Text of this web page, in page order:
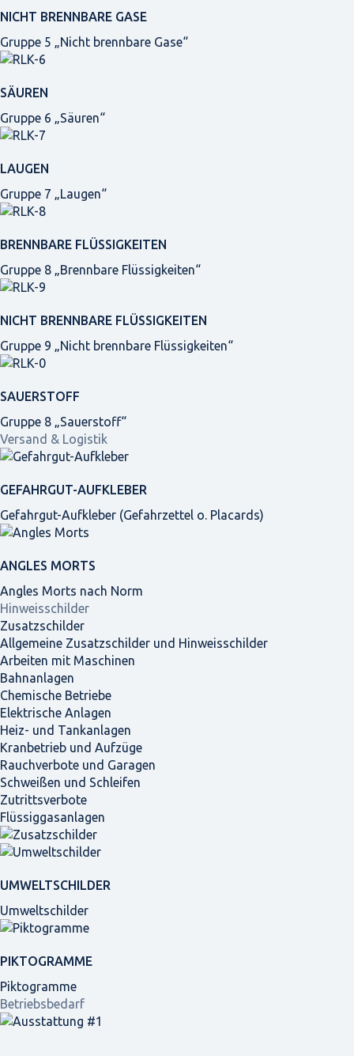
NICHT BRENNBARE GASE
Gruppe 5 „Nicht brennbare Gase“
SÄUREN
Gruppe 6 „Säuren“
LAUGEN
Gruppe 7 „Laugen“
BRENNBARE FLÜSSIGKEITEN
Gruppe 8 „Brennbare Flüssigkeiten“
NICHT BRENNBARE FLÜSSIGKEITEN
Gruppe 9 „Nicht brennbare Flüssigkeiten“
SAUERSTOFF
Gruppe 8 „Sauerstoff“
Versand & Logistik
GEFAHRGUT-AUFKLEBER
Gefahrgut-Aufkleber (Gefahrzettel o. Placards)
ANGLES MORTS
Angles Morts nach Norm
Hinweisschilder
Zusatzschilder
Allgemeine Zusatzschilder und Hinweisschilder
Arbeiten mit Maschinen
Bahnanlagen
Chemische Betriebe
Elektrische Anlagen
Heiz- und Tankanlagen
Kranbetrieb und Aufzüge
Rauchverbote und Garagen
Schweißen und Schleifen
Zutrittsverbote
Flüssiggasanlagen
UMWELTSCHILDER
Umweltschilder
PIKTOGRAMME
Piktogramme
Betriebsbedarf